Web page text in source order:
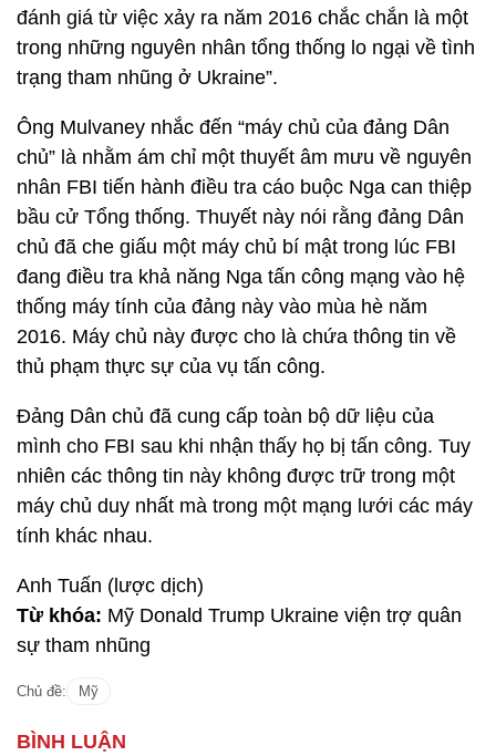
đánh giá từ việc xảy ra năm 2016 chắc chắn là một
trong những nguyên nhân tổng thống lo ngại về tình
trạng tham nhũng ở Ukraine”.
Ông Mulvaney nhắc đến “máy chủ của đảng Dân
chủ” là nhằm ám chỉ một thuyết âm mưu về nguyên
nhân FBI tiến hành điều tra cáo buộc Nga can thiệp
bầu cử Tổng thống. Thuyết này nói rằng đảng Dân
chủ đã che giấu một máy chủ bí mật trong lúc FBI
đang điều tra khả năng Nga tấn công mạng vào hệ
thống máy tính của đảng này vào mùa hè năm
2016. Máy chủ này được cho là chứa thông tin về
thủ phạm thực sự của vụ tấn công.
Đảng Dân chủ đã cung cấp toàn bộ dữ liệu của
mình cho FBI sau khi nhận thấy họ bị tấn công. Tuy
nhiên các thông tin này không được trữ trong một
máy chủ duy nhất mà trong một mạng lưới các máy
tính khác nhau.
Anh Tuấn (lược dịch)
Từ khóa: Mỹ Donald Trump Ukraine viện trợ quân
sự tham nhũng
Chủ đề: Mỹ